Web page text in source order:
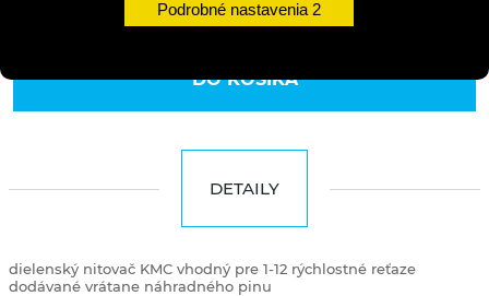
Podrobné nastavenia
DO KOŠÍKA
DETAILY
dielenský nitovač KMC vhodný pre 1-12 rýchlostné reťaze
dodávané vrátane náhradného pinu